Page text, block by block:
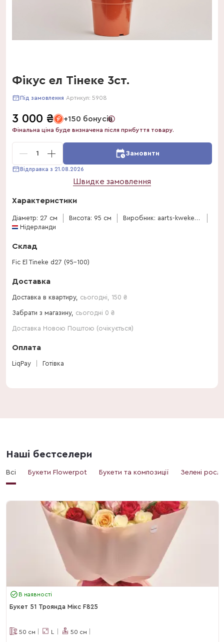
Фікус ел Тінеке 3ст.
Під замовлення Артикул: 5908
3 000 ₴ +150 бонусів
Фінальна ціна буде визначена після прибуття товару.
1 Замовити
Відправка з 21.08.2026
Швидке замовлення
Характеристики
Діаметр: 27 см Висота: 95 см
Виробник: aarts-kwekerijen
Нідерланди
Склад
Fic El Tineke d27 (95-100)
Доставка
Доставка в квартиру, сьогодні 150 ₴
Забрати з магазину, сьогодні 0 ₴
Доставка Новою Поштою (очікується)
Оплата
LiqPay Готівка
Наші бестселери
Всі Букети Flowerpot Букети та композиції Зелені
В наявності
Букет 51 Троянда Мікс F825
50 см L 50 см